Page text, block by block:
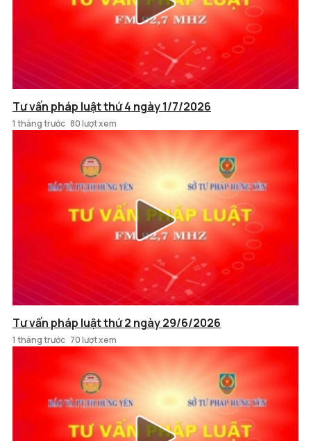
Tư vấn pháp luật thứ 4 ngày 1/7/2026
1 tháng trước 80 lượt xem
Tư vấn pháp luật thứ 2 ngày 29/6/2026
1 tháng trước 70 lượt xem